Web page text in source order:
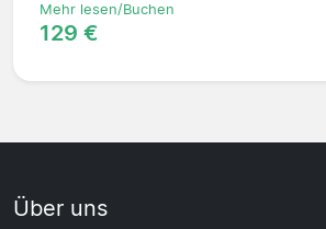
Mehr lesen/Buchen
129 €
Über uns